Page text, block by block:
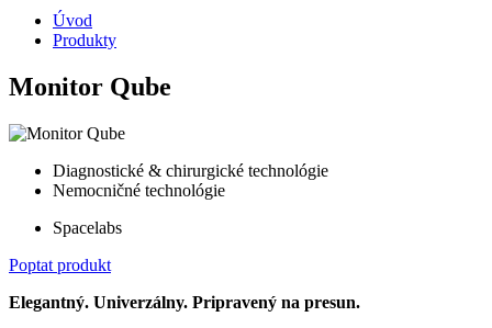
Úvod
Produkty
Monitor Qube
Diagnostické & chirurgické technológie
Nemocničné technológie
Spacelabs
Poptat produkt
Elegantný. Univerzálny. Pripravený na presun.